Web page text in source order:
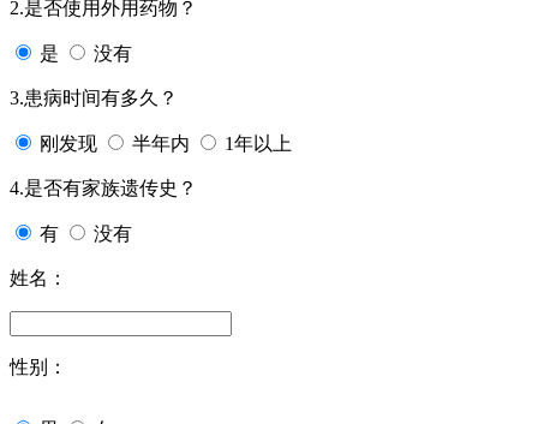
2.是否使用外用药物？
是 没有
3.患病时间有多久？
刚发现 半年内 1年以上
4.是否有家族遗传史？
有 没有
姓名：
性别：